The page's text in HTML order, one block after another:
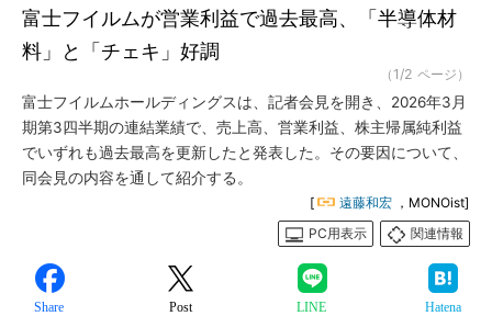
富士フイルムが営業利益で過去最高、「半導体材
料」と「チェキ」好調
（1/2 ページ）
富士フイルムホールディングスは、記者会見を開き、2026年3月
期第3四半期の連結業績で、売上高、営業利益、株主帰属純利益
でいずれも過去最高を更新したと発表した。その要因について、
同会見の内容を通して紹介する。
[ 遠藤和宏 ，MONOist]
PC用表示
関連情報
Share Post LINE Hatena